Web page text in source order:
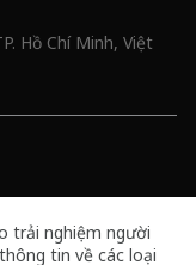
Hồ Chí Minh, Việt
trải nghiệm người
tin về các loại